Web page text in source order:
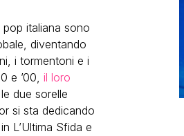
italiana sono
diventando
i tormentoni e i
e ’00, il loro
due sorelle
si sta dedicando
L’Ultima Sfida e